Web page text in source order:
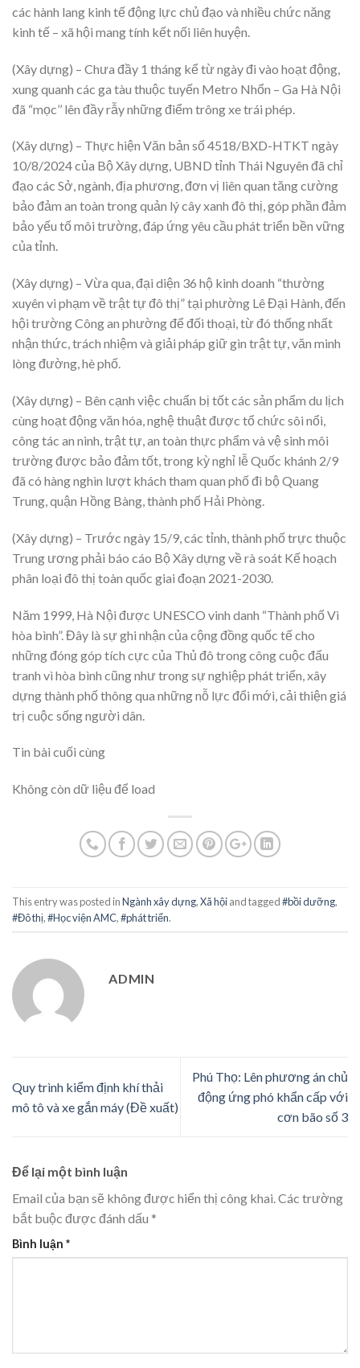
các hành lang kinh tế động lực chủ đạo và nhiều chức năng
kinh tế – xã hội mang tính kết nối liên huyện.
(Xây dựng) – Chưa đầy 1 tháng kể từ ngày đi vào hoạt động,
xung quanh các ga tàu thuộc tuyến Metro Nhổn – Ga Hà Nội
đã “mọc’’ lên đầy rẫy những điểm trông xe trái phép.
(Xây dựng) – Thực hiện Văn bản số 4518/BXD-HTKT ngày
10/8/2024 của Bộ Xây dựng, UBND tỉnh Thái Nguyên đã chỉ
đạo các Sở, ngành, địa phương, đơn vị liên quan tăng cường
bảo đảm an toàn trong quản lý cây xanh đô thị, góp phần đảm
bảo yếu tố môi trường, đáp ứng yêu cầu phát triển bền vững
của tỉnh.
(Xây dựng) – Vừa qua, đại diện 36 hộ kinh doanh “thường
xuyên vi phạm về trật tự đô thị” tại phường Lê Đại Hành, đến
hội trường Công an phường để đối thoại, từ đó thống nhất
nhận thức, trách nhiệm và giải pháp giữ gìn trật tự, văn minh
lòng đường, hè phố.
(Xây dựng) – Bên cạnh việc chuẩn bị tốt các sản phẩm du lịch
cùng hoạt động văn hóa, nghệ thuật được tổ chức sôi nổi,
công tác an ninh, trật tự, an toàn thực phẩm và vệ sinh môi
trường được bảo đảm tốt, trong kỳ nghỉ lễ Quốc khánh 2/9
đã có hàng nghìn lượt khách tham quan phố đi bộ Quang
Trung, quận Hồng Bàng, thành phố Hải Phòng.
(Xây dựng) – Trước ngày 15/9, các tỉnh, thành phố trực thuộc
Trung ương phải báo cáo Bộ Xây dựng về rà soát Kế hoạch
phân loại đô thị toàn quốc giai đoạn 2021-2030.
Năm 1999, Hà Nội được UNESCO vinh danh “Thành phố Vì
hòa bình”. Đây là sự ghi nhận của cộng đồng quốc tế cho
những đóng góp tích cực của Thủ đô trong công cuộc đấu
tranh vì hòa bình cũng như trong sự nghiệp phát triển, xây
dựng thành phố thông qua những nỗ lực đổi mới, cải thiện giá
trị cuộc sống người dân.
Tin bài cuối cùng
Không còn dữ liệu để load
This entry was posted inNgành xây dựng,Xã hộiand tagged#bồi dưỡng,
#Đô thị,#Học viện AMC,#phát triển.
ADMIN
Quy trình kiểm định khí thải
mô tô và xe gắn máy (Đề xuất)
Phú Thọ: Lên phương án chủ
động ứng phó khẩn cấp với
cơn bão số 3
Để lại một bình luận
Email của bạn sẽ không được hiển thị công khai. Các trường
bắt buộc được đánh dấu *
Bình luận *